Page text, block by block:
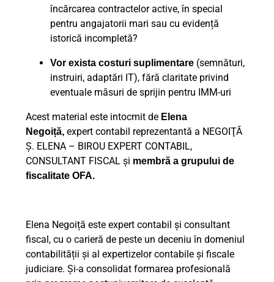
încărcarea contractelor active, în special
pentru angajatorii mari sau cu evidență
istorică incompletă?
Vor exista costuri suplimentare (semnături,
instruiri, adaptări IT), fără claritate privind
eventuale măsuri de sprijin pentru IMM-uri
Acest material este intocmit de Elena
Negoiță, expert contabil reprezentantă a NEGOIŢĂ
Ş. ELENA – BIROU EXPERT CONTABIL,
CONSULTANT FISCAL și membră a grupului de
fiscalitate OFA.
Elena Negoiță este expert contabil și consultant
fiscal, cu o carieră de peste un deceniu în domeniul
contabilității și al expertizelor contabile și fiscale
judiciare. Și-a consolidat formarea profesională